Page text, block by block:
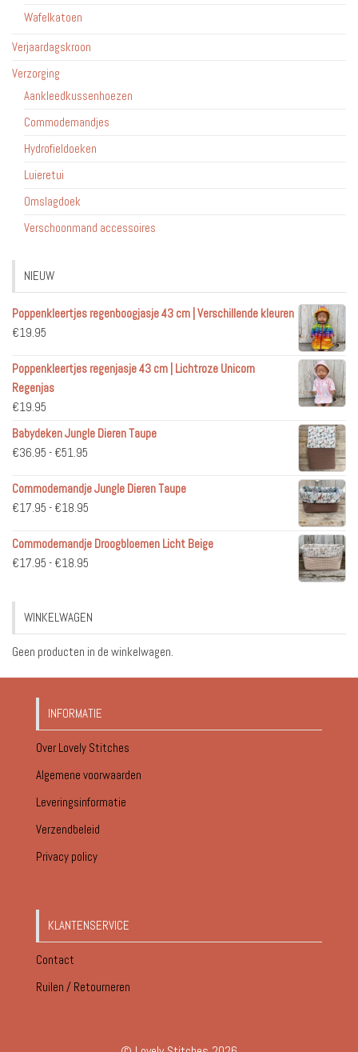
Wafelkatoen
Verjaardagskroon
Verzorging
Aankleedkussenhoezen
Commodemandjes
Hydrofieldoeken
Luieretui
Omslagdoek
Verschoonmand accessoires
NIEUW
Poppenkleertjes regenboogjasje 43 cm | Verschillende kleuren
€19.95
Poppenkleertjes regenjasje 43 cm | Lichtroze Unicorn
Regenjas
€19.95
Babydeken Jungle Dieren Taupe
€36.95 - €51.95
tot
€51.95
Commodemandje Jungle Dieren Taupe
€17.95 - €18.95
tot
Commodemandje Droogbloemen Licht Beige
€17.95 - €18.95
€18.95
WINKELWAGEN
Geen producten in de winkelwagen.
INFORMATIE
Over Lovely Stitches
Algemene voorwaarden
Leveringsinformatie
Verzendbeleid
Privacy policy
KLANTENSERVICE
Contact
Ruilen / Retourneren